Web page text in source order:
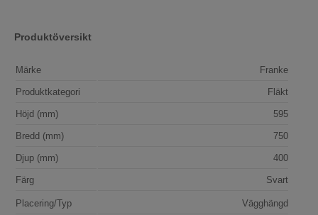
Produktöversikt
Märke Franke
Produktkategori Fläkt
Höjd (mm) 595
Bredd (mm) 750
Djup (mm) 400
Färg Svart
Placering/Typ Vägghängd